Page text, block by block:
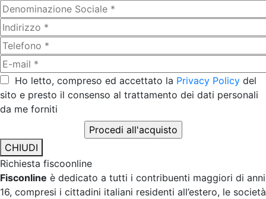
Ho letto, compreso ed accettato la Privacy Policy del
sito e presto il consenso al trattamento dei dati personali
da me forniti
CHIUDI
Richiesta fiscoonline
Fisconline è dedicato a tutti i contribuenti maggiori di anni
16, compresi i cittadini italiani residenti all’estero, le società